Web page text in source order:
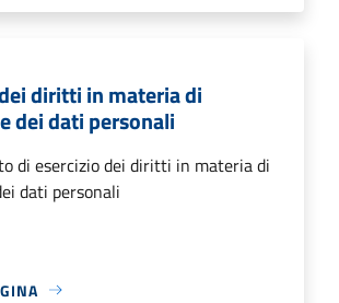
diritti in materia di
dei dati personali
di esercizio dei diritti in materia di
dati personali